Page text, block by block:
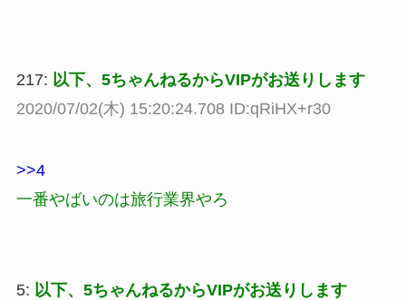
217: 以下、5ちゃんねるからVIPがお送りします
2020/07/02(木) 15:20:24.708 ID:qRiHX+r30
>>4
一番やばいのは旅行業界やろ
5: 以下、5ちゃんねるからVIPがお送りします